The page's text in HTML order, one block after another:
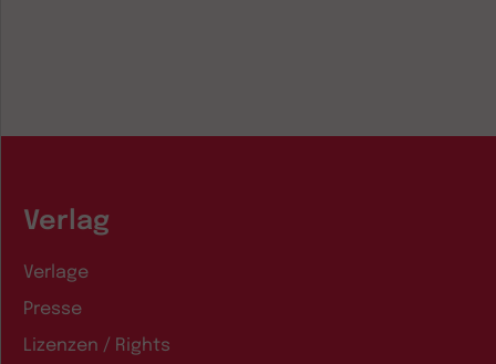
Verlag
Verlage
Presse
Lizenzen / Rights